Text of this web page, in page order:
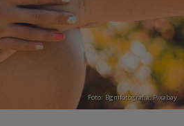
Foto: Bgmfotografia,Pixabay